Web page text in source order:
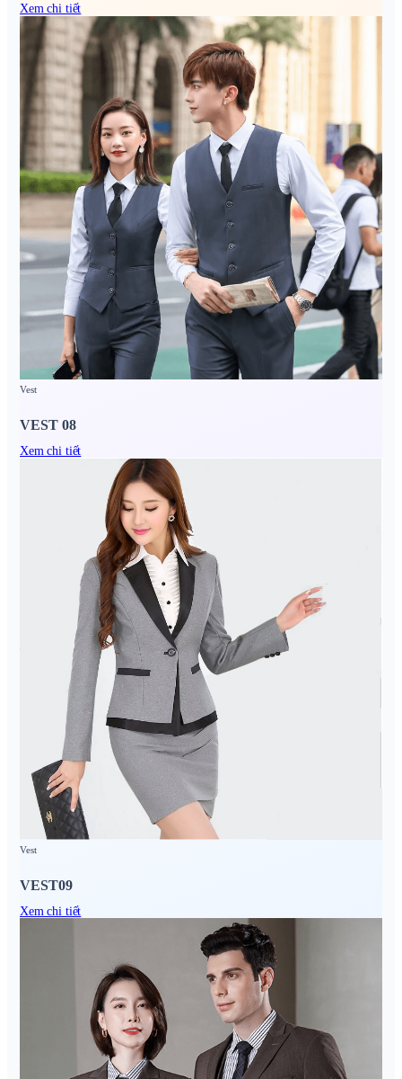
Xem chi tiết
Vest
VEST 08
Xem chi tiết
Vest
VEST09
Xem chi tiết